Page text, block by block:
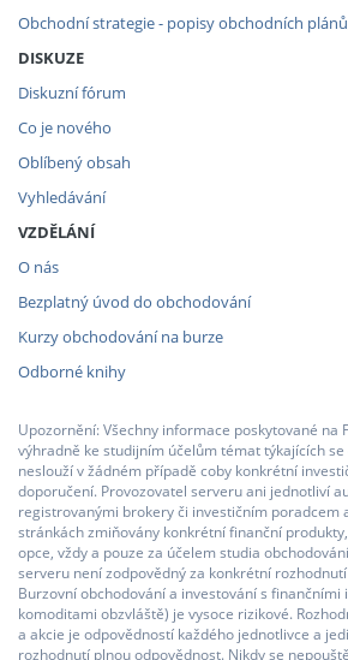
Obchodní strategie - popisy obchodních
DISKUZE
Diskuzní fórum
Co je nového
Oblíbený obsah
Vyhledávání
VZDĚLÁNÍ
O nás
Bezplatný úvod do obchodování
Kurzy obchodování na burze
Odborné knihy
Upozornění: Všechny informace poskytované na
výhradně ke studijním účelům témat týkajících se
neslouží v žádném případě coby konkrétní
doporučení. Provozovatel serveru ani jednotliví
registrovanými brokery či investičním poradcem
stránkách zmiňovány konkrétní finanční
opce, vždy a pouze za účelem studia
serveru není zodpovědný za konkrétní
Burzovní obchodování a investování s finančními
komoditami obzvláště) je vysoce rizikové.
a akcie je odpovědností každého jednotlivce a
rozhodnutí plnou odpovědnost. Nikdy se